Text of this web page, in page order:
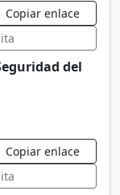
Copiar enlace
del
Copiar enlace